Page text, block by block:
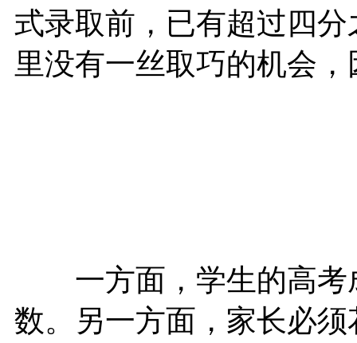
式录取前，已有超过四
里没有一丝取巧的机会，
一方面，学生的高考
数。另一方面，家长必